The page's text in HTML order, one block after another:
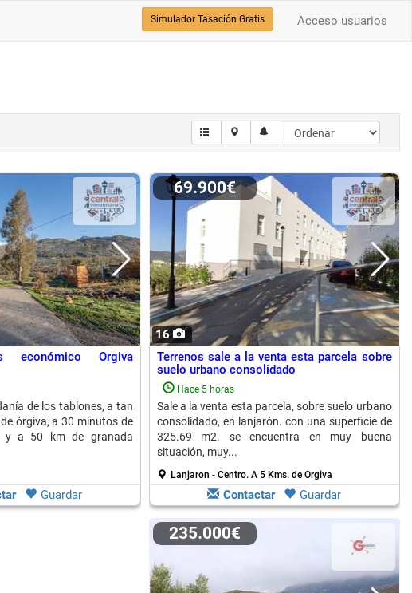
Acceso usuarios
Simulador Tasación Gratis
económico Orgiva
de los tablones, a tan
órgiva, a 30 minutos de
y a 50 km de granada
Guardar
16
69.900€
Terrenos sale a la venta esta parcela sobre
suelo urbano consolidado
Hace 5 horas
Sale a la venta esta parcela, sobre suelo urbano
consolidado, en lanjarón. con una superficie de
325.69 m2. se encuentra en muy buena
situación, muy...
Lanjaron - Centro. A 5 Kms. de Orgiva
Contactar Guardar
235.000€